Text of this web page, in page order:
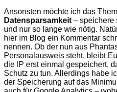
Ansonsten möchte ich das
Datensparsamkeit – speichere
und nur so lange wie nötig.
hier im Blog ein Kommentar
nennen. Ob der nun aus
Personalausweis steht, bleibt
die IP erst einmal gespeichert,
Schutz zu tun. Allerdings habe
der Speicherung auf das